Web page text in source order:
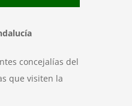
concejalías del
que visiten la